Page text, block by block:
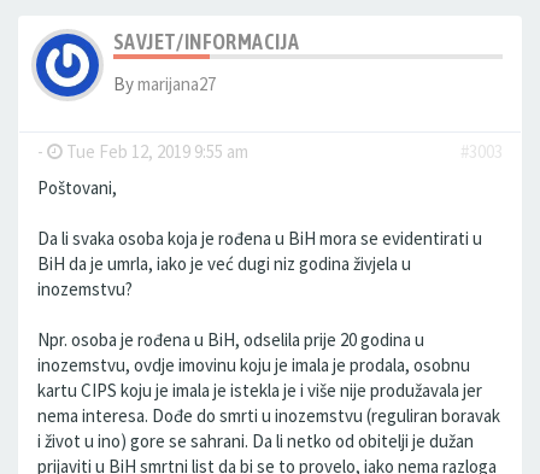
SAVJET/INFORMACIJA
Bymarijana27
- Tue Feb 12, 2019 9:55 am
#3003
Poštovani,
Da li svaka osoba koja je rođena u BiH mora se evidentirati u
BiH da je umrla, iako je već dugi niz godina živjela u
inozemstvu?
Npr. osoba je rođena u BiH, odselila prije 20 godina u
inozemstvu, ovdje imovinu koju je imala je prodala, osobnu
kartu CIPS koju je imala je istekla je i više nije produžavala jer
nema interesa. Dođe do smrti u inozemstvu (reguliran boravak
i život u ino) gore se sahrani. Da li netko od obitelji je dužan
prijaviti u BiH smrtni list da bi se to provelo, iako nema razloga